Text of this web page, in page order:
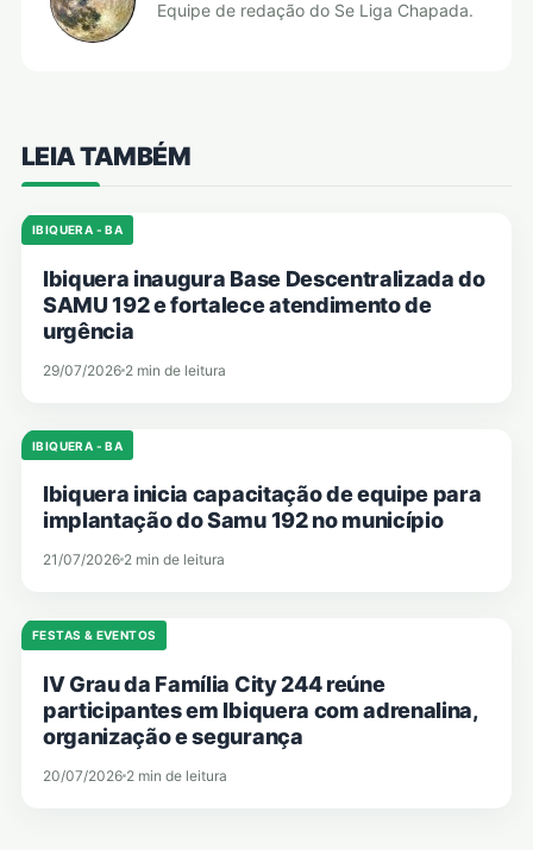
Equipe de redação do Se Liga Chapada.
LEIA TAMBÉM
IBIQUERA - BA
Ibiquera inaugura Base Descentralizada do
SAMU 192 e fortalece atendimento de
urgência
29/07/2026 2 min de leitura
IBIQUERA - BA
Ibiquera inicia capacitação de equipe para
implantação do Samu 192 no município
21/07/2026 2 min de leitura
FESTAS & EVENTOS
IV Grau da Família City 244 reúne
participantes em Ibiquera com adrenalina,
organização e segurança
20/07/2026 2 min de leitura